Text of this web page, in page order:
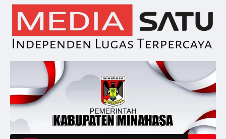
Skip
content